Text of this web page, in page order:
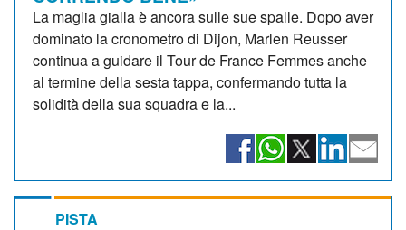
La maglia gialla è ancora sulle sue spalle. Dopo aver
dominato la cronometro di Dijon, Marlen Reusser
continua a guidare il Tour de France Femmes anche
al termine della sesta tappa, confermando tutta la
solidità della sua squadra e la...
PISTA